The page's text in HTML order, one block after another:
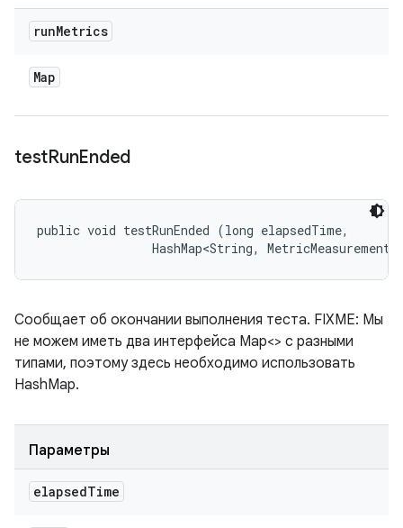
runMetrics
Map
testRunEnded
public void testRunEnded (long elapsedTime,
HashMap<String,
Сообщает об окончании выполнения теста. FIXME: Мы
не можем иметь два интерфейса Map<> с разными
типами, поэтому здесь необходимо использовать
HashMap.
Параметры
elapsedTime